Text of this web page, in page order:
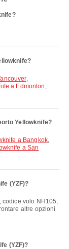
,
a Edmonton ,
Yellowknife?
a Bangkok,
a San
(YZF)?
altre opzioni
(YZF)?